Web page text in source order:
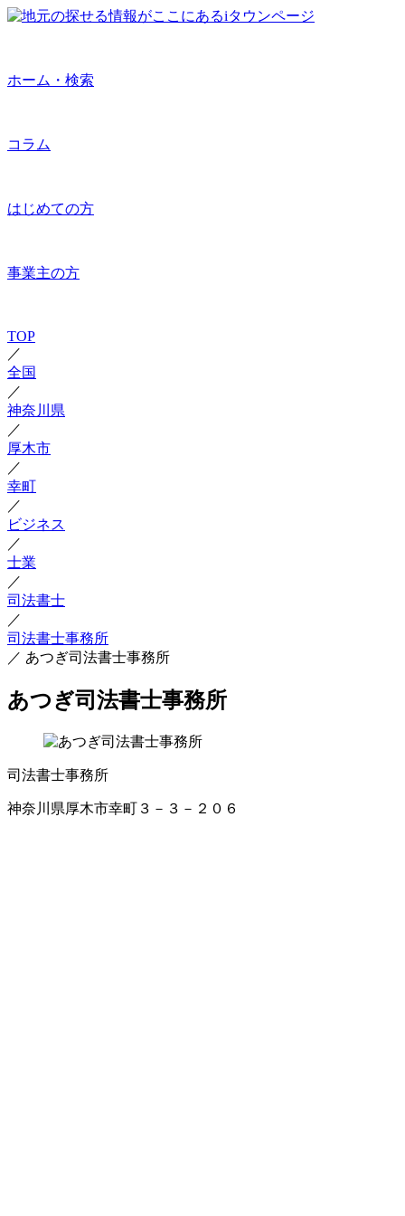
ホーム・検索
コラム
はじめての方
事業主の方
TOP
／
全国
／
神奈川県
／
厚木市
／
幸町
／
ビジネス
／
士業
／
司法書士
／
司法書士事務所
／ あつぎ司法書士事務所
あつぎ司法書士事務所
司法書士事務所
神奈川県厚木市幸町３－３－２０６